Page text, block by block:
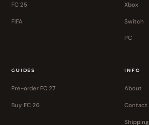
FC 25
FIFA
Xbox
Switch
PC
GUIDES
Pre-order FC 27
Buy FC 26
INFO
About
Contact
Shipping